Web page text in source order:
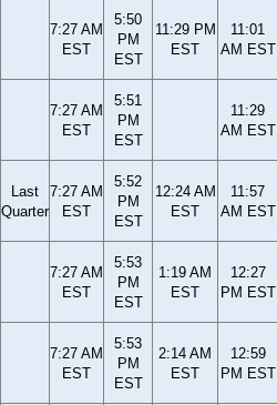
7:27 AM
EST
5:50
PM
EST
11:29 PM
EST
11:01
AM EST
7:27 AM
EST
5:51
PM
EST
11:29
AM EST
Last
Quarter
7:27 AM
EST
5:52
PM
EST
12:24 AM
EST
11:57
AM EST
7:27 AM
EST
5:53
PM
EST
1:19 AM
EST
12:27
PM EST
7:27 AM
EST
5:53
PM
EST
2:14 AM
EST
12:59
PM EST